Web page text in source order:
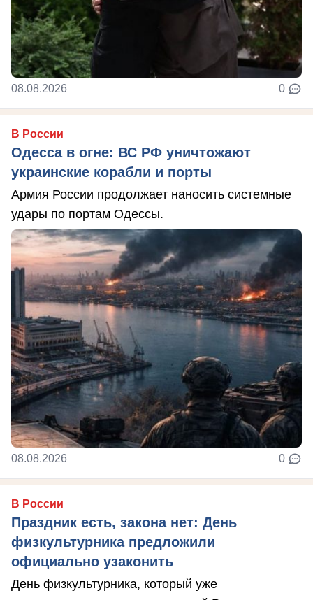
08.08.2026 0
В России
Одесса в огне: ВС РФ уничтожают
украинские корабли и порты
Армия России продолжает наносить системные
удары по портам Одессы.
08.08.2026 0
В России
Праздник есть, закона нет: День
физкультурника предложили
официально узаконить
День физкультурника, который уже